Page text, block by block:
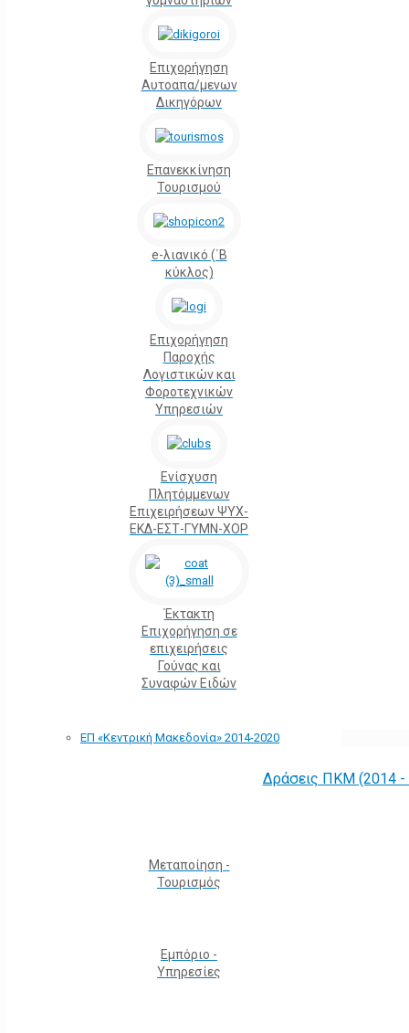
Επιχορήγηση
Αυτοαπα/μενων
Δικηγόρων
Επανεκκίνηση
Τουρισμού
e-λιανικό (΄Β
κύκλος)
Επιχορήγηση
Παροχής
Λογιστικών και
Φοροτεχνικών
Υπηρεσιών
Ενίσχυση
Πλητόμμενων
Επιχειρήσεων ΨΥΧ-
ΕΚΔ-ΕΣΤ-ΓΥΜΝ-ΧΟΡ
Έκτακτη
Επιχορήγηση σε
επιχειρήσεις
Γούνας και
Συναφών Ειδών
ΕΠ «Kεντρική Μακεδονία» 2014-2020
Δράσεις ΠΚΜ (2014 -
Μεταποίηση -
Τουρισμός
Εμπόριο -
Υπηρεσίες